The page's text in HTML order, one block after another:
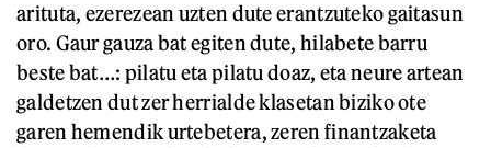
arituta, ezerezean uzten dute erantzuteko gaitasun
oro. Gaur gauza bat egiten dute, hilabete barru
beste bat…: pilatu eta pilatu doaz, eta neure artean
galdetzen dut zer herrialde klasetan biziko ote
garen hemendik urtebetera, zeren finantzaketa